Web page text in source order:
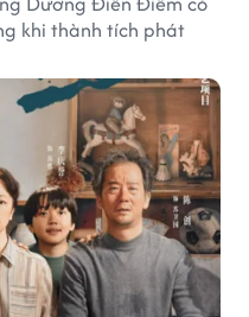
khi thành tích phát